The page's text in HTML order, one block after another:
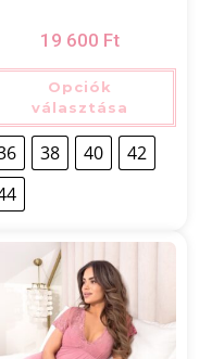
19 600 Ft
Opciók
választása
38 40
42